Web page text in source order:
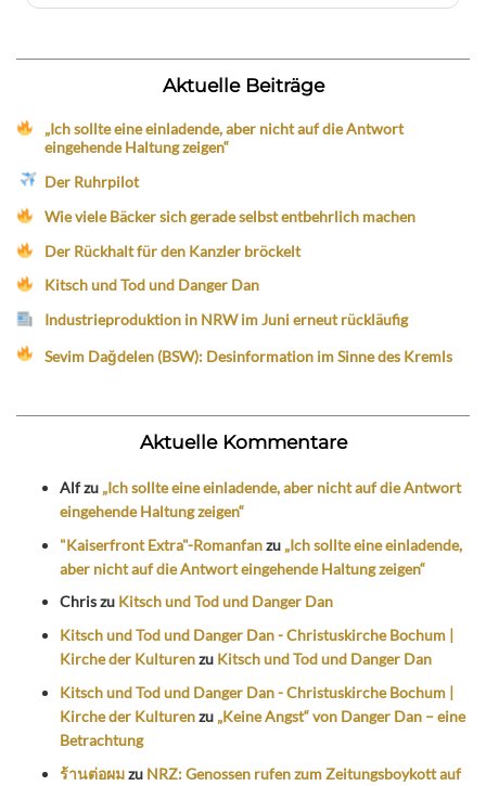
Aktuelle Beiträge
„Ich sollte eine einladende, aber nicht auf die Antwort
eingehende Haltung zeigen“
Der Ruhrpilot
Wie viele Bäcker sich gerade selbst entbehrlich machen
Der Rückhalt für den Kanzler bröckelt
Kitsch und Tod und Danger Dan
Industrieproduktion in NRW im Juni erneut rückläufig
Sevim Dağdelen (BSW): Desinformation im Sinne des Kremls
Aktuelle Kommentare
Alfzu „Ich sollte eine einladende, aber nicht auf die Antwort
eingehende Haltung zeigen“
"Kaiserfront Extra"-Romanfanzu „Ich sollte eine einladende,
aber nicht auf die Antwort eingehende Haltung zeigen“
Chriszu Kitsch und Tod und Danger Dan
Kitsch und Tod und Danger Dan - Christuskirche Bochum |
Kirche der Kulturenzu Kitsch und Tod und Danger Dan
Kitsch und Tod und Danger Dan - Christuskirche Bochum |
Kirche der Kulturenzu „Keine Angst“ von Danger Dan – eine
Betrachtung
ร้านต่อผมzu NRZ: Genossen rufen zum Zeitungsboykott auf